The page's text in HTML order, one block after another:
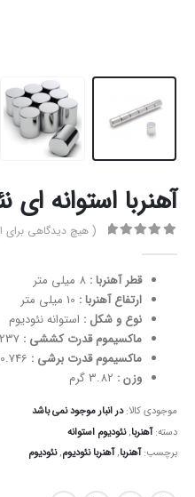
آهنربا استوانه ای
( هیچ دیدگاهی
قطر آهنربا :
ارتفاع آهنربا :
نوع و شکل : استوانه نئودیوم
ماکسیموم قدرت کششی : 2.237
ماکسیموم قدرت برشی :
وزن :
موجودی کالا:در انبار موجود نمی باشد
دسته:آهنربا,نئودیوم استوانه
برچسب:آهنربا,آهنربا نئودیوم,نئودیوم